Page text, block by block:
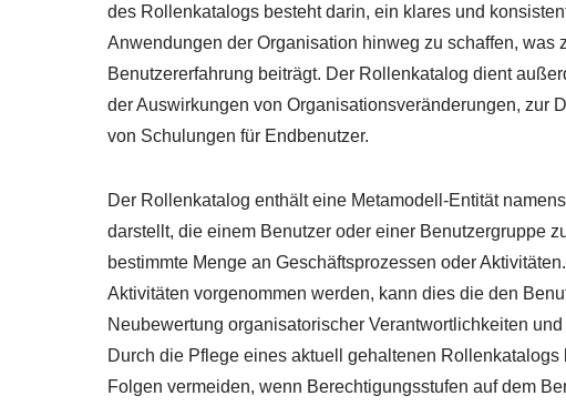
des Rollenkatalogs besteht darin, ein klares und
Anwendungen der Organisation hinweg zu schaffen, was
Benutzererfahrung beiträgt. Der Rollenkatalog dient
der Auswirkungen von Organisationsveränderungen, zur
von Schulungen für Endbenutzer.
Der Rollenkatalog enthält eine Metamodell-Entität
darstellt, die einem Benutzer oder einer Benutzergruppe
bestimmte Menge an Geschäftsprozessen oder
Aktivitäten vorgenommen werden, kann dies die den
Neubewertung organisatorischer Verantwortlichkeiten
Durch die Pflege eines aktuell gehaltenen
Folgen vermeiden, wenn Berechtigungsstufen auf dem